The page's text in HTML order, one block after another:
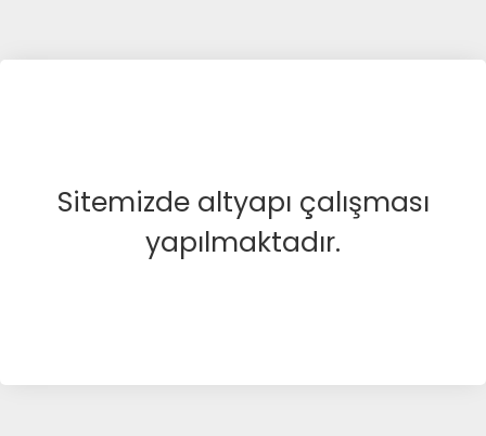
Sitemizde altyapı çalışması
yapılmaktadır.